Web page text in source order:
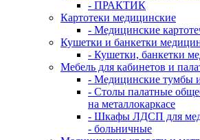
- ПРАКТИК
Картотеки медицинские
- Медицинские
Кушетки и банкетки
- Кушетки, банкетки
Мебель для кабинетов и
- Медицинские тумбы
- Столы палатные
на металлокаркасе
- Шкафы ЛДСП для мед.
- больничные